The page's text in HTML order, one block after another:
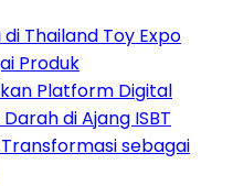
Thailand Toy Expo
Produk
Platform Digital
di Ajang ISBT
sebagai